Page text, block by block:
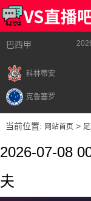
巴西甲
科林蒂安
克鲁塞罗
当前位置: 网站首页>
2026-07-08
夫